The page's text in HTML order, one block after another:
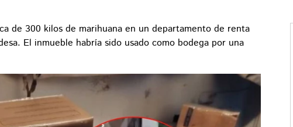
de 300 kilos de marihuana en un departamento de renta
El inmueble habría sido usado como bodega por una